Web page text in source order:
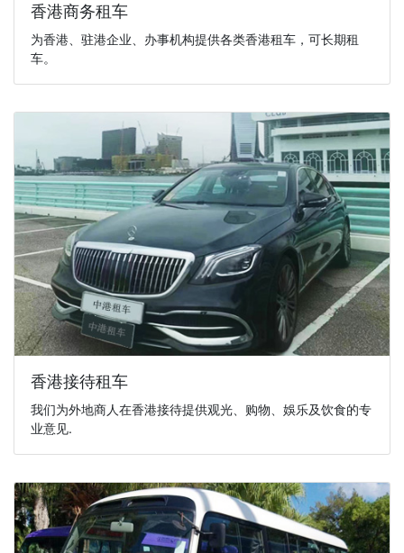
香港商务租车
为香港、驻港企业、办事机构提供各类香港租车，可长期租
车。
香港接待租车
我们为外地商人在香港接待提供观光、购物、娛乐及饮食的专
业意见.